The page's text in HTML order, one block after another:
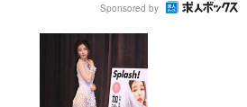
Sponsored by